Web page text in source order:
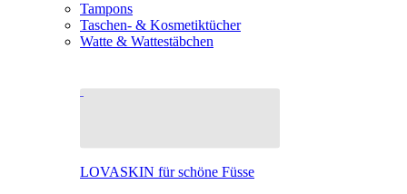
Tampons
Taschen- & Kosmetiktücher
Watte & Wattestäbchen
LOVASKIN für schöne Füsse